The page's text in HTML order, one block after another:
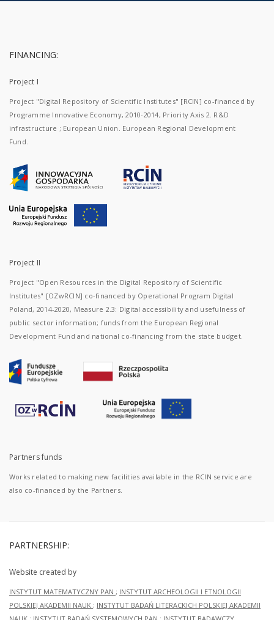
FINANCING:
Project I
Project "Digital Repository of Scientific Institutes" [RCIN] co-financed by
Programme Innovative Economy, 2010-2014, Priority Axis 2. R&D
infrastructure ; European Union. European Regional Development
Fund.
Project II
Project "Open Resources in the Digital Repository of Scientific
Institutes" [OZwRCIN] co-financed by Operational Program Digital
Poland, 2014-2020, Measure 2.3: Digital accessibility and usefulness of
public sector information; funds from the European Regional
Development Fund and national co-financing from the state budget.
Partners funds
Works related to making new facilities available in the RCIN service are
also co-financed by the Partners.
PARTNERSHIP:
Website created by
INSTYTUT MATEMATYCZNY PAN ; INSTYTUT ARCHEOLOGII I ETNOLOGII
POLSKIEJ AKADEMII NAUK ; INSTYTUT BADAŃ LITERACKICH POLSKIEJ AKADEMII